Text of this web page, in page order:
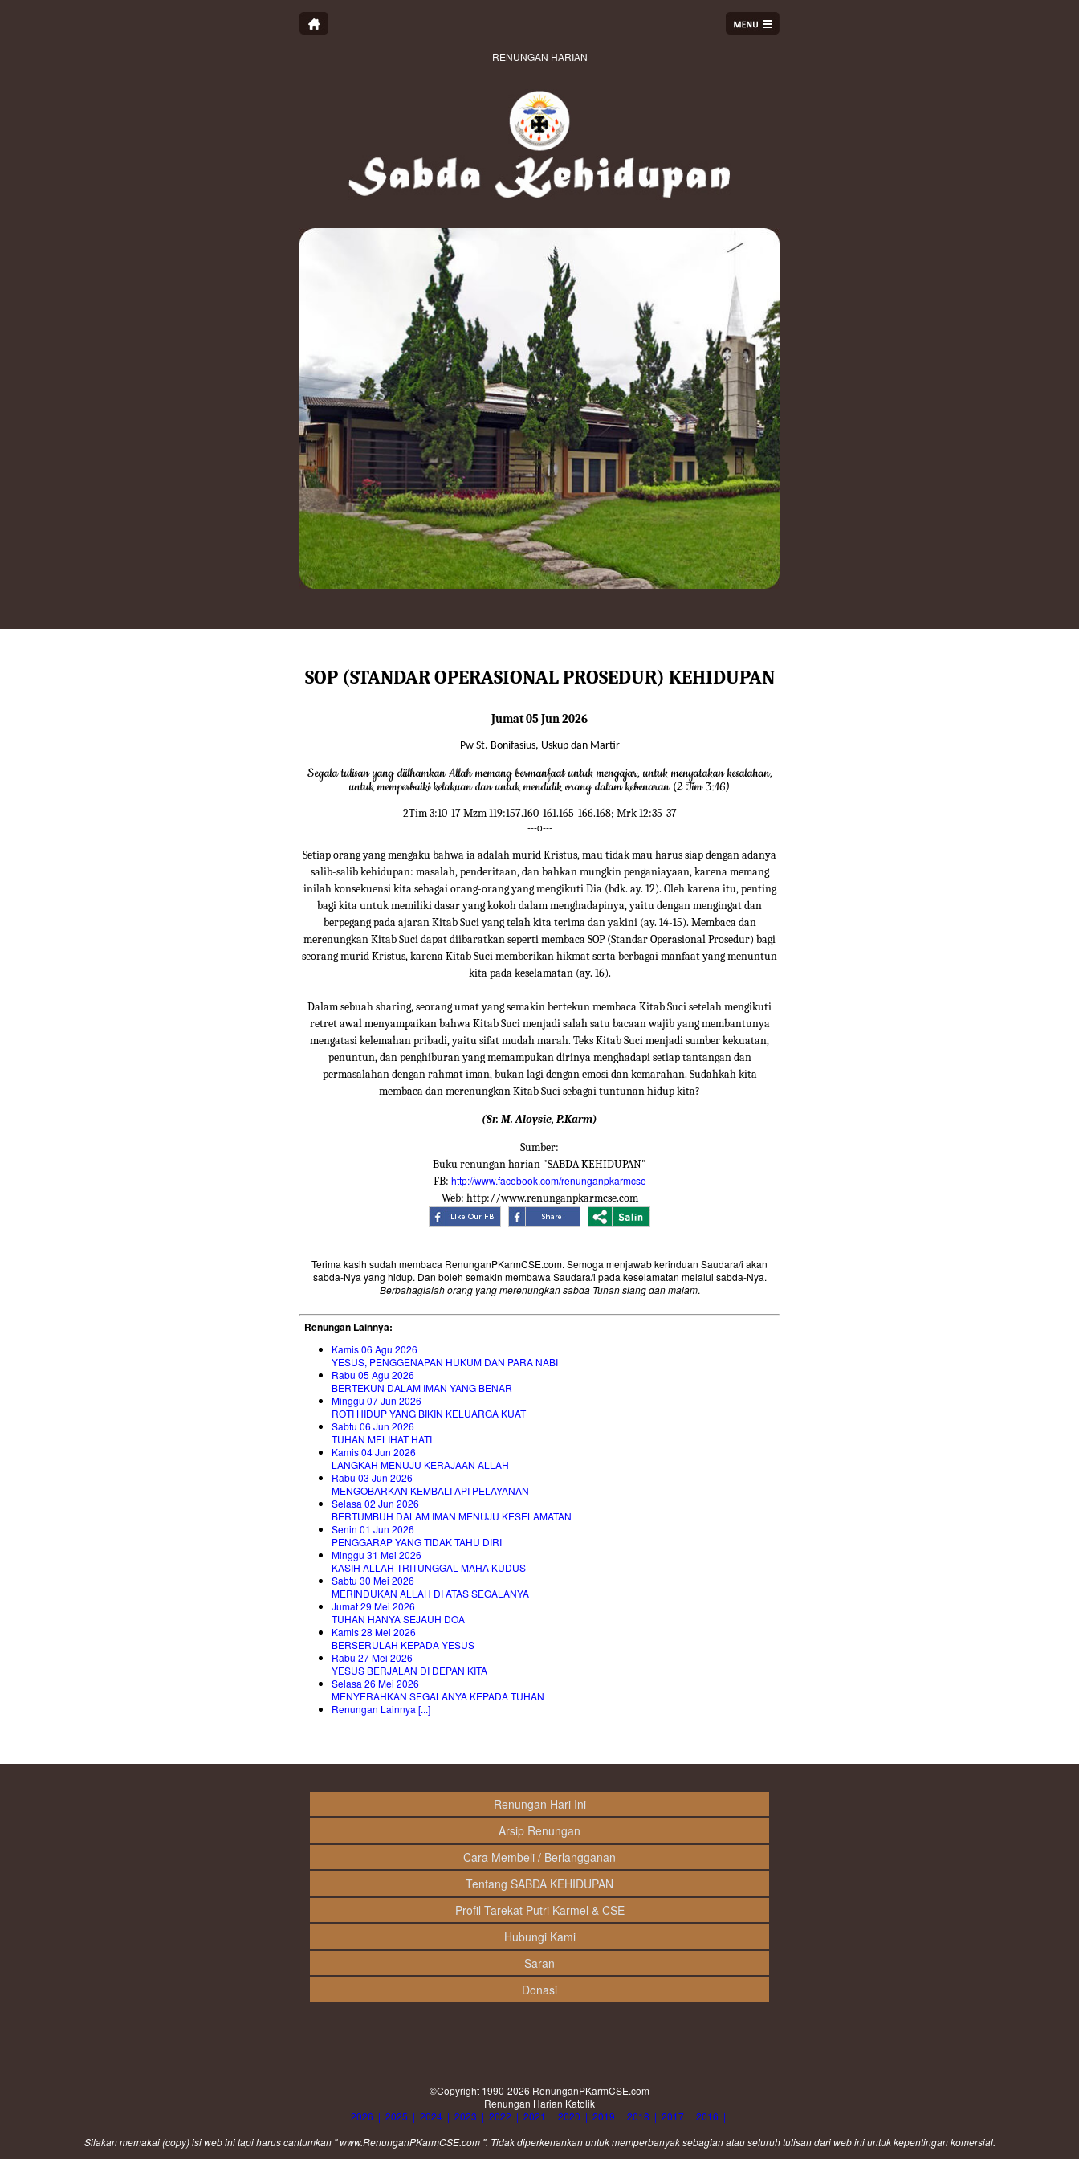
RENUNGAN HARIAN
SOP (STANDAR OPERASIONAL PROSEDUR) KEHIDUPAN
Jumat 05 Jun 2026
Pw St. Bonifasius, Uskup dan Martir
Segala tulisan yang diilhamkan Allah memang bermanfaat untuk mengajar, untuk menyatakan kesalahan,
untuk memperbaiki kelakuan dan untuk mendidik orang dalam kebenaran (2 Tim 3:16)
2Tim 3:10-17 Mzm 119:157.160-161.165-166.168; Mrk 12:35-37
---o---
Setiap orang yang mengaku bahwa ia adalah murid Kristus, mau tidak mau harus siap dengan adanya
salib-salib kehidupan: masalah, penderitaan, dan bahkan mungkin penganiayaan, karena memang
inilah konsekuensi kita sebagai orang-orang yang mengikuti Dia (bdk. ay. 12). Oleh karena itu, penting
bagi kita untuk memiliki dasar yang kokoh dalam menghadapinya, yaitu dengan mengingat dan
berpegang pada ajaran Kitab Suci yang telah kita terima dan yakini (ay. 14-15). Membaca dan
merenungkan Kitab Suci dapat diibaratkan seperti membaca SOP (Standar Operasional Prosedur) bagi
seorang murid Kristus, karena Kitab Suci memberikan hikmat serta berbagai manfaat yang menuntun
kita pada keselamatan (ay. 16).
Dalam sebuah sharing, seorang umat yang semakin bertekun membaca Kitab Suci setelah mengikuti
retret awal menyampaikan bahwa Kitab Suci menjadi salah satu bacaan wajib yang membantunya
mengatasi kelemahan pribadi, yaitu sifat mudah marah. Teks Kitab Suci menjadi sumber kekuatan,
penuntun, dan penghiburan yang memampukan dirinya menghadapi setiap tantangan dan
permasalahan dengan rahmat iman, bukan lagi dengan emosi dan kemarahan. Sudahkah kita
membaca dan merenungkan Kitab Suci sebagai tuntunan hidup kita?
(Sr. M. Aloysie, P.Karm)
Sumber:
Buku renungan harian "SABDA KEHIDUPAN"
FB: http://www.facebook.com/renunganpkarmcse
Web: http://www.renunganpkarmcse.com
Terima kasih sudah membaca RenunganPKarmCSE.com. Semoga menjawab kerinduan Saudara/i akan
sabda-Nya yang hidup. Dan boleh semakin membawa Saudara/i pada keselamatan melalui sabda-Nya.
Berbahagialah orang yang merenungkan sabda Tuhan siang dan malam.
Renungan Lainnya:
Kamis 06 Agu 2026
YESUS, PENGGENAPAN HUKUM DAN PARA NABI
Rabu 05 Agu 2026
BERTEKUN DALAM IMAN YANG BENAR
Minggu 07 Jun 2026
ROTI HIDUP YANG BIKIN KELUARGA KUAT
Sabtu 06 Jun 2026
TUHAN MELIHAT HATI
Kamis 04 Jun 2026
LANGKAH MENUJU KERAJAAN ALLAH
Rabu 03 Jun 2026
MENGOBARKAN KEMBALI API PELAYANAN
Selasa 02 Jun 2026
BERTUMBUH DALAM IMAN MENUJU KESELAMATAN
Senin 01 Jun 2026
PENGGARAP YANG TIDAK TAHU DIRI
Minggu 31 Mei 2026
KASIH ALLAH TRITUNGGAL MAHA KUDUS
Sabtu 30 Mei 2026
MERINDUKAN ALLAH DI ATAS SEGALANYA
Jumat 29 Mei 2026
TUHAN HANYA SEJAUH DOA
Kamis 28 Mei 2026
BERSERULAH KEPADA YESUS
Rabu 27 Mei 2026
YESUS BERJALAN DI DEPAN KITA
Selasa 26 Mei 2026
MENYERAHKAN SEGALANYA KEPADA TUHAN
Renungan Lainnya [...]
Renungan Hari Ini
Arsip Renungan
Cara Membeli / Berlangganan
Tentang SABDA KEHIDUPAN
Profil Tarekat Putri Karmel & CSE
Hubungi Kami
Saran
Donasi
©Copyright 1990-2026 RenunganPKarmCSE.com
Renungan Harian Katolik
2026 | 2025 | 2024 | 2023 | 2022 | 2021 | 2020 | 2019 | 2018 | 2017 | 2016 |
Silakan memakai (copy) isi web ini tapi harus cantumkan " www.RenunganPKarmCSE.com ". Tidak diperkenankan untuk memperbanyak sebagian atau seluruh tulisan dari web ini untuk kepentingan komersial.